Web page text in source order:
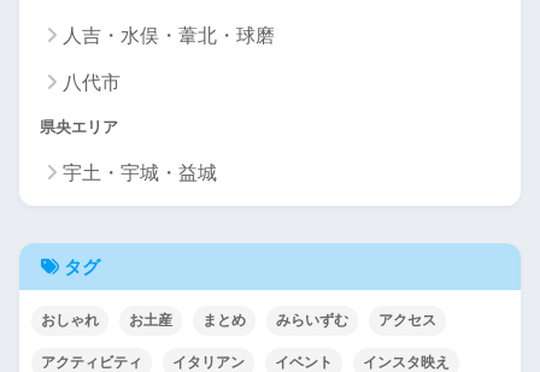
人吉・水俣・葦北・球磨
八代市
県央エリア
宇土・宇城・益城
タグ
おしゃれ お土産 まとめ みらいずむ アクセス
アクティビティ イタリアン イベント インスタ映え